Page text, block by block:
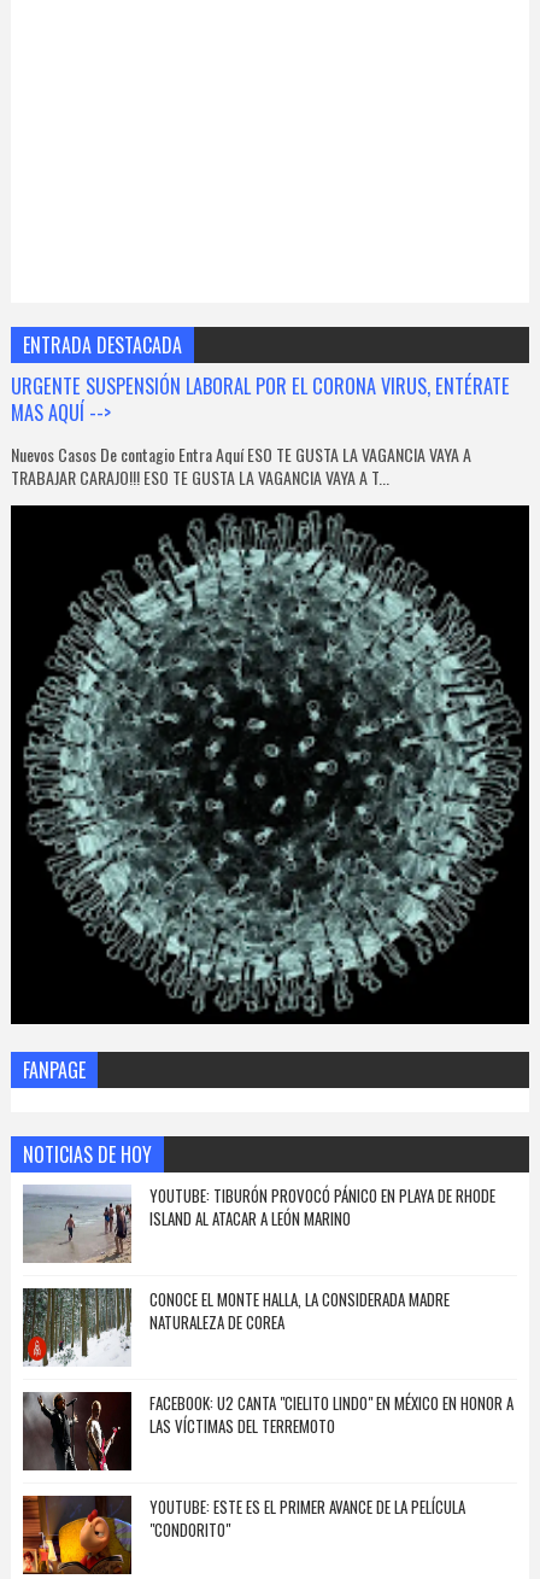
ENTRADA DESTACADA
URGENTE SUSPENSIÓN LABORAL POR EL CORONA VIRUS, ENTÉRATE
MAS AQUÍ -->
Nuevos Casos De contagio Entra Aquí ESO TE GUSTA LA VAGANCIA VAYA A
TRABAJAR CARAJO!!! ESO TE GUSTA LA VAGANCIA VAYA A T...
FANPAGE
NOTICIAS DE HOY
YOUTUBE: TIBURÓN PROVOCÓ PÁNICO EN PLAYA DE RHODE
ISLAND AL ATACAR A LEÓN MARINO
CONOCE EL MONTE HALLA, LA CONSIDERADA MADRE
NATURALEZA DE COREA
FACEBOOK: U2 CANTA "CIELITO LINDO" EN MÉXICO EN HONOR A
LAS VÍCTIMAS DEL TERREMOTO
YOUTUBE: ESTE ES EL PRIMER AVANCE DE LA PELÍCULA
"CONDORITO"